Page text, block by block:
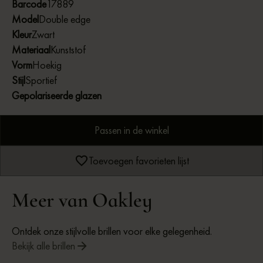
polarized optie voor extra bescherming tegen schittering.
Barcode17889
ModelDouble edge
KleurZwart
MateriaalKunststof
VormHoekig
StijlSportief
Gepolariseerde glazen
Passen in de winkel
Toevoegen favorieten lijst
Meer van Oakley
Ontdek onze stijlvolle brillen voor elke gelegenheid.
Bekijk alle brillen